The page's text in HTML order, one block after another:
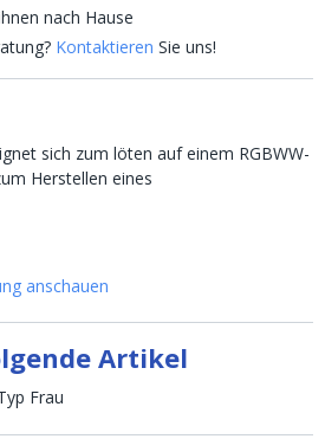
nach Hause
Kontaktieren Sie uns!
sich zum löten auf einem RGBWW-
Herstellen eines
anschauen
Artikel
Frau